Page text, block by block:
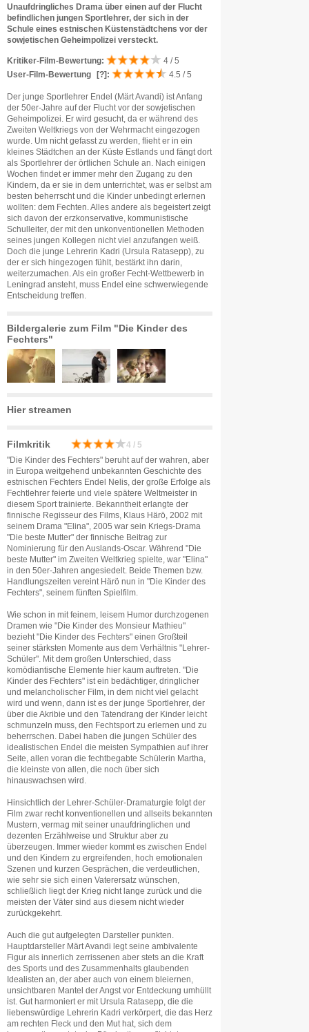
Unaufdringliches Drama über einen auf der Flucht
befindlichen jungen Sportlehrer, der sich in der
Schule eines estnischen Küstenstädtchens vor der
sowjetischen Geheimpolizei versteckt.
Kritiker-Film-Bewertung:
4 / 5
User-Film-Bewertung
[?] : 4.5 / 5
Der junge Sportlehrer Endel (Märt Avandi) ist Anfang
der 50er-Jahre auf der Flucht vor der sowjetischen
Geheimpolizei. Er wird gesucht, da er während des
Zweiten Weltkriegs von der Wehrmacht eingezogen
wurde. Um nicht gefasst zu werden, flieht er in ein
kleines Städtchen an der Küste Estlands und fängt dort
als Sportlehrer der örtlichen Schule an. Nach einigen
Wochen findet er immer mehr den Zugang zu den
Kindern, da er sie in dem unterrichtet, was er selbst am
besten beherrscht und die Kinder unbedingt erlernen
wollten: dem Fechten. Alles andere als begeistert zeigt
sich davon der erzkonservative, kommunistische
Schulleiter, der mit den unkonventionellen Methoden
seines jungen Kollegen nicht viel anzufangen weiß.
Doch die junge Lehrerin Kadri (Ursula Ratasepp), zu
der er sich hingezogen fühlt, bestärkt ihn darin,
weiterzumachen. Als ein großer Fecht-Wettbewerb in
Leningrad ansteht, muss Endel eine schwerwiegende
Entscheidung treffen.
Bildergalerie zum Film "Die Kinder des
Fechters"
Hier streamen
Filmkritik 4 / 5
"Die Kinder des Fechters" beruht auf der wahren, aber
in Europa weitgehend unbekannten Geschichte des
estnischen Fechters Endel Nelis, der große Erfolge als
Fechtlehrer feierte und viele spätere Weltmeister in
diesem Sport trainierte. Bekanntheit erlangte der
finnische Regisseur des Films, Klaus Härö, 2002 mit
seinem Drama "Elina", 2005 war sein Kriegs-Drama
"Die beste Mutter" der finnische Beitrag zur
Nominierung für den Auslands-Oscar. Während "Die
beste Mutter" im Zweiten Weltkrieg spielte, war "Elina"
in den 50er-Jahren angesiedelt. Beide Themen bzw.
Handlungszeiten vereint Härö nun in "Die Kinder des
Fechters", seinem fünften Spielfilm.
Wie schon in mit feinem, leisem Humor durchzogenen
Dramen wie "Die Kinder des Monsieur Mathieu"
bezieht "Die Kinder des Fechters" einen Großteil
seiner stärksten Momente aus dem Verhältnis "Lehrer-
Schüler". Mit dem großen Unterschied, dass
komödiantische Elemente hier kaum auftreten. "Die
Kinder des Fechters" ist ein bedächtiger, dringlicher
und melancholischer Film, in dem nicht viel gelacht
wird und wenn, dann ist es der junge Sportlehrer, der
über die Akribie und den Tatendrang der Kinder leicht
schmunzeln muss, den Fechtsport zu erlernen und zu
beherrschen. Dabei haben die jungen Schüler des
idealistischen Endel die meisten Sympathien auf ihrer
Seite, allen voran die fechtbegabte Schülerin Martha,
die kleinste von allen, die noch über sich
hinauswachsen wird.
Hinsichtlich der Lehrer-Schüler-Dramaturgie folgt der
Film zwar recht konventionellen und allseits bekannten
Mustern, vermag mit seiner unaufdringlichen und
dezenten Erzählweise und Struktur aber zu
überzeugen. Immer wieder kommt es zwischen Endel
und den Kindern zu ergreifenden, hoch emotionalen
Szenen und kurzen Gesprächen, die verdeutlichen,
wie sehr sie sich einen Vaterersatz wünschen,
schließlich liegt der Krieg nicht lange zurück und die
meisten der Väter sind aus diesem nicht wieder
zurückgekehrt.
Auch die gut aufgelegten Darsteller punkten.
Hauptdarsteller Märt Avandi legt seine ambivalente
Figur als innerlich zerrissenen aber stets an die Kraft
des Sports und des Zusammenhalts glaubenden
Idealisten an, der aber auch von einem bleiernen,
unsichtbaren Mantel der Angst vor Entdeckung umhüllt
ist. Gut harmoniert er mit Ursula Ratasepp, die die
liebenswürdige Lehrerin Kadri verkörpert, die das Herz
am rechten Fleck und den Mut hat, sich dem